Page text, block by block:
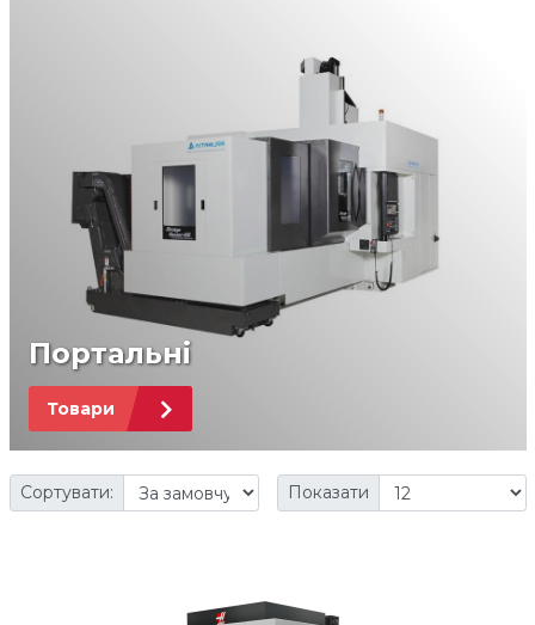
Портальні
Товари
Сортувати: Показати